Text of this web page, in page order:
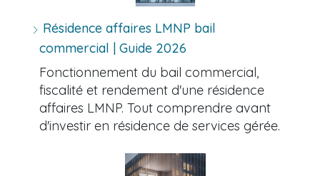
Résidence affaires LMNP bail
commercial | Guide 2026
Fonctionnement du bail commercial,
fiscalité et rendement d'une résidence
affaires LMNP. Tout comprendre avant
d'investir en résidence de services gérée.